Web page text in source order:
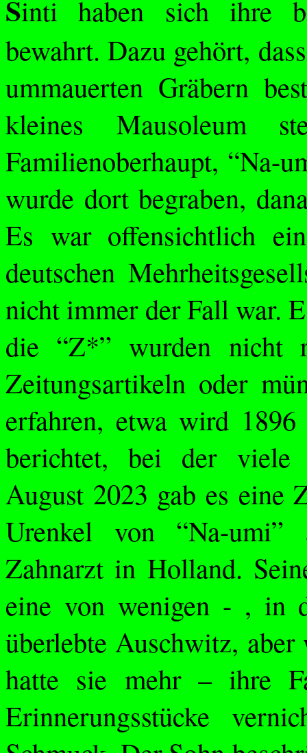
Sinti haben sich ihre
bewahrt. Dazu gehört,
ummauerten Gräbern
kleines Mausoleum
Familienoberhaupt, “Na-
wurde dort begraben,
Es war offensichtlich
deutschen
nicht immer der Fall war.
die “Z*” wurden nicht
Zeitungsartikeln oder
erfahren, etwa wird
berichtet, bei der viele
August 2023 gab es eine
Urenkel von “Na-umi”
Zahnarzt in Holland.
eine von wenigen - , in
überlebte Auschwitz,
hatte sie mehr – ihre
Erinnerungsstücke